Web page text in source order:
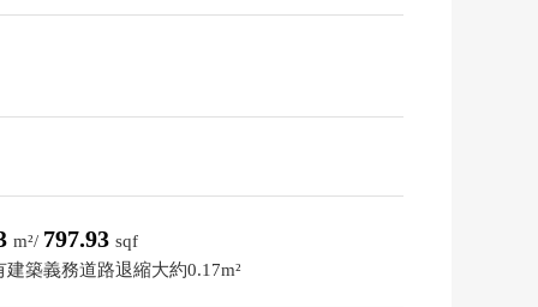
m²/ 797.93 sqf
築義務道路退縮大約0.17m²